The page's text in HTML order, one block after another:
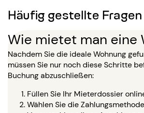
Häufig gestellte Fragen
Wie mietet man eine
Nachdem Sie die ideale Wohnung
müssen Sie nur noch diese Schritte
Buchung abzuschließen:
Füllen Sie Ihr Mieterdossier
Wählen Sie die